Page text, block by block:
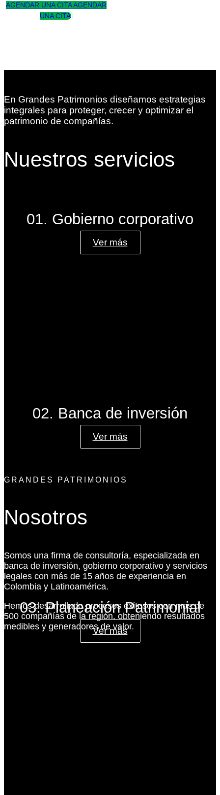
AGENDAR UNA CITA AGENDAR
UNA CITA
En Grandes Patrimonios diseñamos estrategias
integrales para proteger, crecer y optimizar el
patrimonio de compañías.
Nuestros servicios
01. Gobierno corporativo
Ver más
02. Banca de inversión
Ver más
03. Planeación Patrimonial
Ver más
GRANDES PATRIMONIOS
Nosotros
Somos una firma de consultoría, especializada en
banca de inversión, gobierno corporativo y servicios
legales con más de 15 años de experiencia en
Colombia y Latinoamérica.
Hemos desarrollado procesos exitosos con mas de
500 compañías de la región, obteniendo resultados
medibles y generadores de valor.